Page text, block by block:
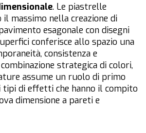
. Le piastrelle
il massimo nella creazione di
esagonale con disegni
conferisce allo spazio una
consistenza e
strategica di colori,
assume un ruolo di primo
tipi di effetti che hanno il compito
dimensione a pareti e